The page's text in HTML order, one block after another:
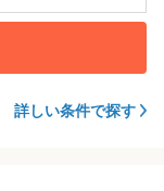
詳しい条件で探す